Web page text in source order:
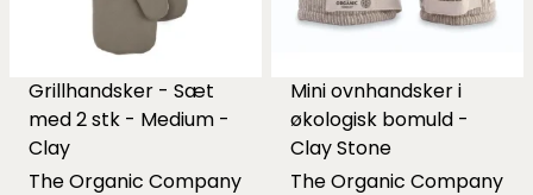
Grillhandsker - Sæt
med 2 stk - Medium -
Clay
The Organic Company
Mini ovnhandsker i
økologisk bomuld -
Clay Stone
The Organic Company